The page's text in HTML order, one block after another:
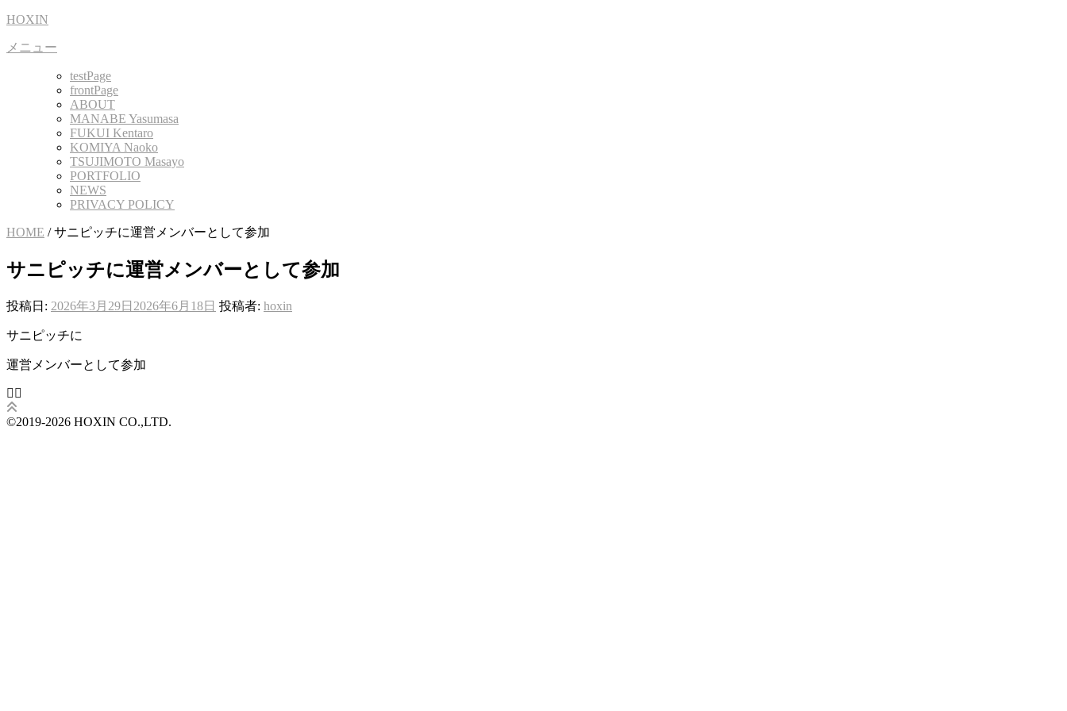
コ
テ
HOXIN
メニュー
testPage
frontPage
ABOUT
MANABE Yasumasa
FUKUI Kentaro
KOMIYA Naoko
TSUJIMOTO Masayo
PORTFOLIO
NEWS
PRIVACY POLICY
HOME /サニピッチに運営メンバーとして参加
サニピッチに運営メンバーとして参加
投稿日: 2026年3月29日 2026年6月18日 投稿者: hoxin
サニピッチに
運営メンバーとして参加
©2019-2026 HOXIN CO.,LTD.